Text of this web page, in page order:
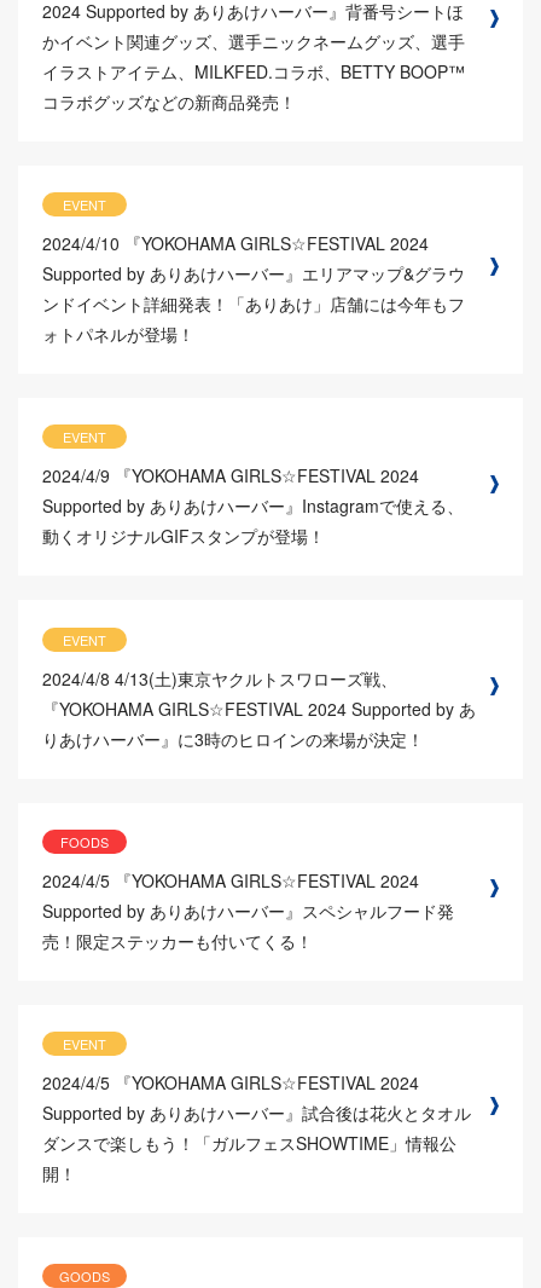
2024 Supported by ありあけハーバー』背番号シートほ
かイベント関連グッズ、選手ニックネームグッズ、選手
イラストアイテム、MILKFED.コラボ、BETTY BOOP™
コラボグッズなどの新商品発売！
EVENT
2024/4/10
『YOKOHAMA GIRLS☆FESTIVAL 2024
Supported by ありあけハーバー』エリアマップ&グラウ
ンドイベント詳細発表！「ありあけ」店舗には今年もフ
ォトパネルが登場！
EVENT
2024/4/9
『YOKOHAMA GIRLS☆FESTIVAL 2024
Supported by ありあけハーバー』Instagramで使える、
動くオリジナルGIFスタンプが登場！
EVENT
2024/4/8 4/13(土)東京ヤクルトスワローズ戦、
『YOKOHAMA GIRLS☆FESTIVAL 2024 Supported by あ
りあけハーバー』に3時のヒロインの来場が決定！
FOODS
2024/4/5 『YOKOHAMA GIRLS☆FESTIVAL 2024
Supported by ありあけハーバー』スペシャルフード発
売！限定ステッカーも付いてくる！
EVENT
2024/4/5 『YOKOHAMA GIRLS☆FESTIVAL 2024
Supported by ありあけハーバー』試合後は花火とタオル
ダンスで楽しもう！「ガルフェスSHOWTIME」情報公
開！
GOODS